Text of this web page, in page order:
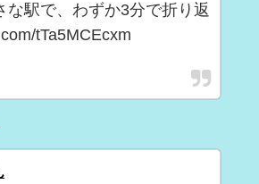
な駅で、わずか3分で折り返
tTa5MCEcxm